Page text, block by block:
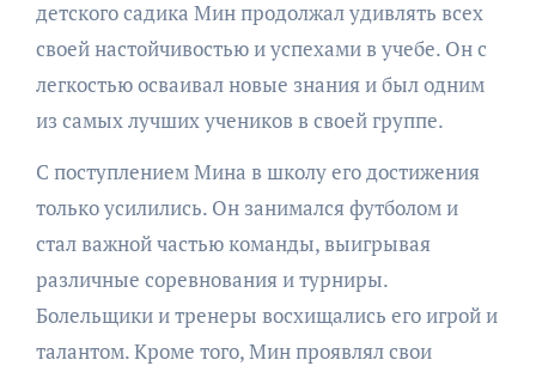
детского садика Мин продолжал удивлять всех
своей настойчивостью и успехами в учебе. Он с
легкостью осваивал новые знания и был одним
из самых лучших учеников в своей группе.
С поступлением Мина в школу его достижения
только усилились. Он занимался футболом и
стал важной частью команды, выигрывая
различные соревнования и турниры.
Болельщики и тренеры восхищались его игрой и
талантом. Кроме того, Мин проявлял свои